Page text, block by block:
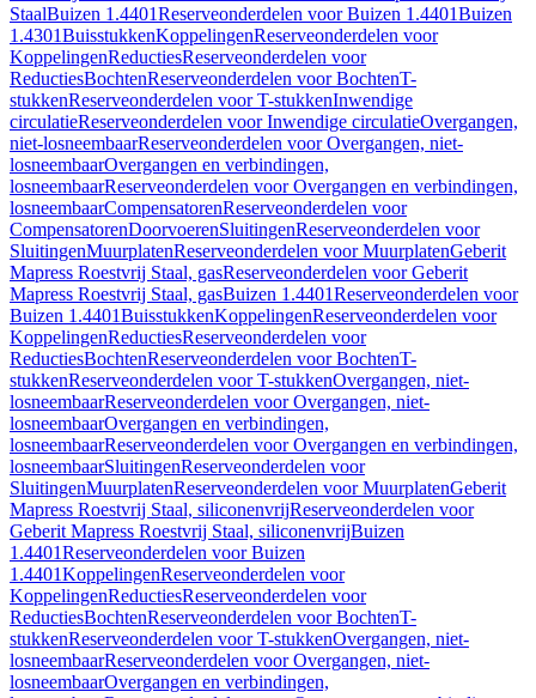
StaalBuizen 1.4401Reserveonderdelen voor Buizen 1.4401Buizen
1.4301BuisstukkenKoppelingenReserveonderdelen voor
KoppelingenReductiesReserveonderdelen voor
ReductiesBochtenReserveonderdelen voor BochtenT-
stukkenReserveonderdelen voor T-stukkenInwendige
circulatieReserveonderdelen voor Inwendige circulatieOvergangen,
niet-losneembaarReserveonderdelen voor Overgangen, niet-
losneembaarOvergangen en verbindingen,
losneembaarReserveonderdelen voor Overgangen en verbindingen,
losneembaarCompensatorenReserveonderdelen voor
CompensatorenDoorvoerenSluitingenReserveonderdelen voor
SluitingenMuurplatenReserveonderdelen voor MuurplatenGeberit
Mapress Roestvrij Staal, gasReserveonderdelen voor Geberit
Mapress Roestvrij Staal, gasBuizen 1.4401Reserveonderdelen voor
Buizen 1.4401BuisstukkenKoppelingenReserveonderdelen voor
KoppelingenReductiesReserveonderdelen voor
ReductiesBochtenReserveonderdelen voor BochtenT-
stukkenReserveonderdelen voor T-stukkenOvergangen, niet-
losneembaarReserveonderdelen voor Overgangen, niet-
losneembaarOvergangen en verbindingen,
losneembaarReserveonderdelen voor Overgangen en verbindingen,
losneembaarSluitingenReserveonderdelen voor
SluitingenMuurplatenReserveonderdelen voor MuurplatenGeberit
Mapress Roestvrij Staal, siliconenvrijReserveonderdelen voor
Geberit Mapress Roestvrij Staal, siliconenvrijBuizen
1.4401Reserveonderdelen voor Buizen
1.4401KoppelingenReserveonderdelen voor
KoppelingenReductiesReserveonderdelen voor
ReductiesBochtenReserveonderdelen voor BochtenT-
stukkenReserveonderdelen voor T-stukkenOvergangen, niet-
losneembaarReserveonderdelen voor Overgangen, niet-
losneembaarOvergangen en verbindingen,